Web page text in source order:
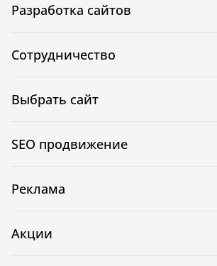
Разработка сайтов
Сотрудничество
Выбрать сайт
SEO продвижение
Реклама
Акции